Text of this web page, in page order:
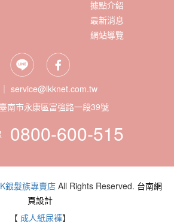
據點介紹
最新消息
網站導覽
service@lkknet.com.tw
0800-600-515
銀髮族專賣店All Rights Reserved. 台南網
頁設計
【 成人紙尿褲】